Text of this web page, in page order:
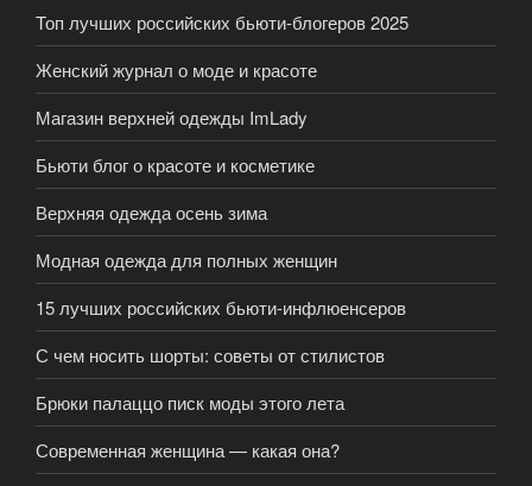
Топ лучших российских бьюти-блогеров 2025
Женский журнал о моде и красоте
Магазин верхней одежды ImLady
Бьюти блог о красоте и косметике
Верхняя одежда осень зима
Модная одежда для полных женщин
15 лучших российских бьюти-инфлюенсеров
С чем носить шорты: советы от стилистов
Брюки палаццо писк моды этого лета
Современная женщина — какая она?